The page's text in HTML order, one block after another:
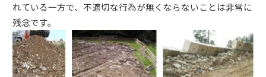
れている一方で、不適切な行為が無くならないことは非常に
残念です。